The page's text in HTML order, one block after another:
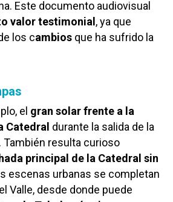
Este documento audiovisual
valor testimonial, ya que
los cambios que ha sufrido la
el gran solar frente a la
Catedral durante la salida de la
. También resulta curioso
principal de la Catedral sin
escenas urbanas se completan
Valle, desde donde puede